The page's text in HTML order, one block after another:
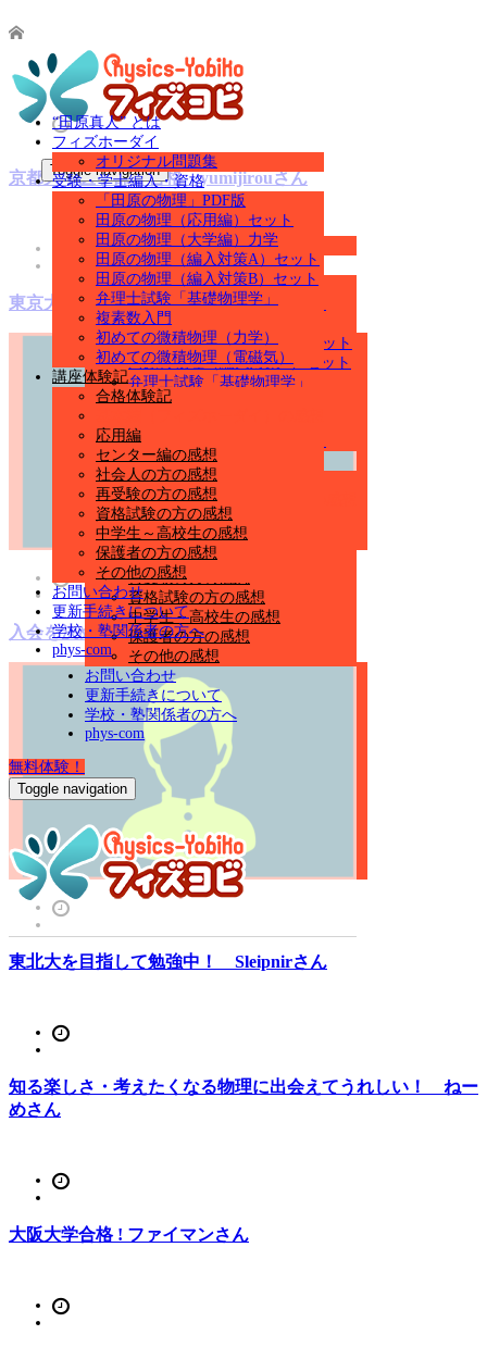
Toggle navigation
“田原真人” とは
フィズホーダイ
オリジナル問題集
受験・学士編入・資格
「田原の物理」PDF版
田原の物理（応用編）セット
田原の物理（大学編）力学
田原の物理（編入対策A）セット
田原の物理（編入対策B）セット
弁理士試験「基礎物理学」
複素数入門
初めての微積物理（電磁気）
講座体験記
合格体験記
基本編（フィズホーダイ）の感想
応用編
センター編の感想
社会人の方の感想
再受験の方の感想
資格試験の方の感想
中学生～高校生の感想
保護者の方の感想
その他の感想
お問い合わせ
更新手続きについて
学校・塾関係者の方へ
phys-com
無料体験！
Toggle navigation
“田原真人” とは
フィズホーダイ
オリジナル問題集
受験・学士編入・資格
「田原の物理」PDF版
田原の物理（応用編）セット
田原の物理（大学編）力学
田原の物理（編入対策A）セット
田原の物理（編入対策B）セット
弁理士試験「基礎物理学」
複素数入門
初めての微積物理（力学）
初めての微積物理（電磁気）
講座体験記
合格体験記
応用編
センター編の感想
社会人の方の感想
再受験の方の感想
資格試験の方の感想
中学生～高校生の感想
保護者の方の感想
その他の感想
お問い合わせ
更新手続きについて
学校・塾関係者の方へ
phys-com
ホーム
京都大（医学部）合格 yumijirouさん
東京大学（理科一類）合格 aiueoさん
入会を決めて本当によかった！MAXさん
東北大を目指して勉強中！ Sleipnirさん
知る楽しさ・考えたくなる物理に出会えてうれしい！ ねー
めさん
大阪大学合格 ! ファイマンさん